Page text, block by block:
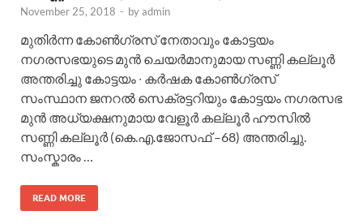
November 25, 2018 - byadmin
മുതിര്‍ന്ന കോണ്‍ഗ്രസ് നേതാവും കോട്ടയം
നഗരസഭയുടെ മുന്‍ ചെയര്‍മാനുമായ സണ്ണി കല്ലൂര്‍
അന്തരിച്ചു കോട്ടയം ∙ കർഷക കോൺഗ്രസ്
സംസ്ഥാന ജനറൽ സെക്രട്ടറിയും കോട്ടയം നഗരസഭ
മുൻ അധ്യക്ഷനുമായ വേളൂർ കല്ലൂർ ഹൗസിൽ
സണ്ണി കല്ലൂർ (കെ.എ.ജോസഫ് –68) അന്തരിച്ചു.
സംസ്കാരം …
READ MORE